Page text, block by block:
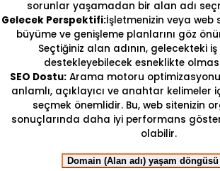
sorunlar yaşamadan bir alan adı
Gelecek Perspektifi:İşletmenizin veya web
büyüme ve genişleme planlarını göz
Seçtiğiniz alan adının, gelecekteki
destekleyebilecek esneklikte
SEO Dostu:Arama motoru optimizasyonu
anlamlı, açıklayıcı ve anahtar kelimeler
seçmek önemlidir. Bu, web sitenizin
sonuçlarında daha iyi performans
olabilir.
Domain (Alan adı) yaşam